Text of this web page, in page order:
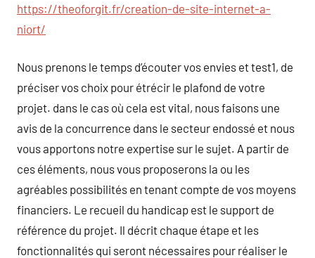
https://theoforgit.fr/creation-de-site-internet-a-
niort/
Nous prenons le temps d’écouter vos envies et test1, de
préciser vos choix pour étrécir le plafond de votre
projet. dans le cas où cela est vital, nous faisons une
avis de la concurrence dans le secteur endossé et nous
vous apportons notre expertise sur le sujet. A partir de
ces éléments, nous vous proposerons la ou les
agréables possibilités en tenant compte de vos moyens
financiers. Le recueil du handicap est le support de
référence du projet. Il décrit chaque étape et les
fonctionnalités qui seront nécessaires pour réaliser le